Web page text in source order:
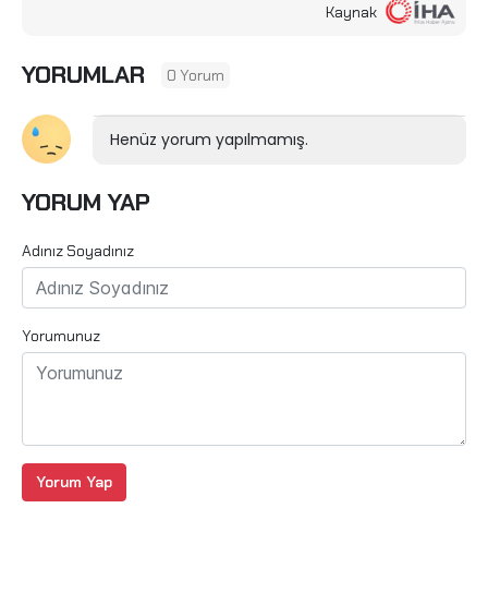
Kaynak
YORUMLAR 0 Yorum
Henüz yorum yapılmamış.
YORUM YAP
Adınız Soyadınız
Yorumunuz
Yorum Yap